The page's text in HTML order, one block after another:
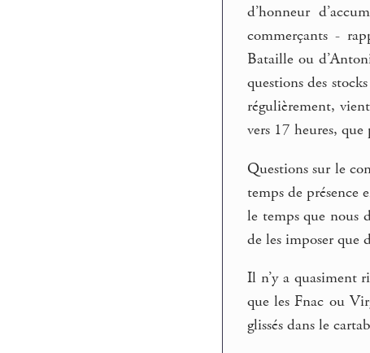
d’honneur
commerçants -
Bataille ou
questions des
régulièrement,
vers 17 heures,
Questions sur le
temps de présence
le temps que nous
de les imposer que
Il n’y a quasiment
que les Fnac ou
glissés dans le